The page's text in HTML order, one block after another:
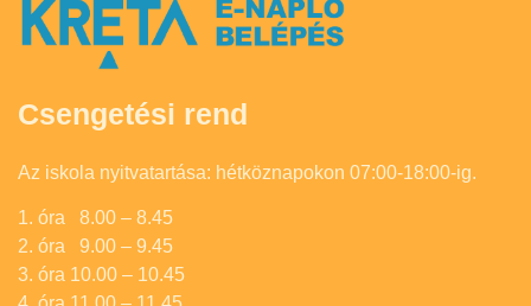
Csengetési rend
Az iskola nyitvatartása: hétköznapokon 07:00-18:00-ig.
1. óra 8.00 – 8.45
2. óra 9.00 – 9.45
3. óra 10.00 – 10.45